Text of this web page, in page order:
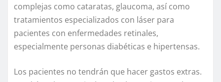
complejas como cataratas, glaucoma, así como
tratamientos especializados con láser para
pacientes con enfermedades retinales,
especialmente personas diabéticas e hipertensas.
Los pacientes no tendrán que hacer gastos extras.